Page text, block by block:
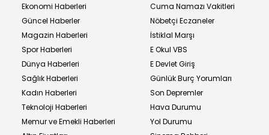
Ekonomi Haberleri
Güncel Haberler
Magazin Haberleri
Spor Haberleri
Dünya Haberleri
Sağlık Haberleri
Kadın Haberleri
Teknoloji Haberleri
Memur ve Emekli Haberleri
Cuma Namazı Vakitleri
Nöbetçi Eczaneler
İstiklal Marşı
E Okul VBS
E Devlet Giriş
Günlük Burç Yorumları
Son Depremler
Hava Durumu
Yol Durumu